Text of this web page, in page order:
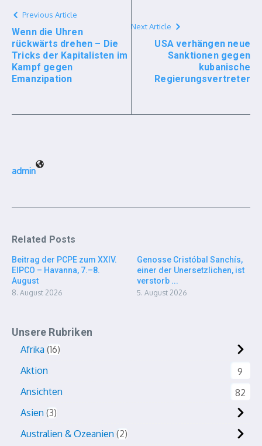
Previous Article
Wenn die Uhren
rückwärts drehen – Die
Tricks der Kapitalisten im
Kampf gegen
Emanzipation
Next Article
USA verhängen neue
Sanktionen gegen
kubanische
Regierungsvertreter
admin
Related Posts
Beitrag der PCPE zum XXIV.
EIPCO – Havanna, 7.–8.
August
8. August 2026
Genosse Cristóbal Sanchís,
einer der Unersetzlichen, ist
verstorb ...
5. August 2026
Unsere Rubriken
Afrika 16
Aktion
9
Ansichten
82
Asien 3
Australien & Ozeanien 2